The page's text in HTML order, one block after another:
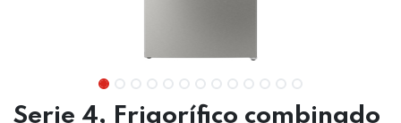
Serie 4, Frigorífico combinado